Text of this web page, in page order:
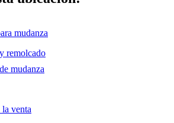
mudanza
remolcado
mudanza
venta